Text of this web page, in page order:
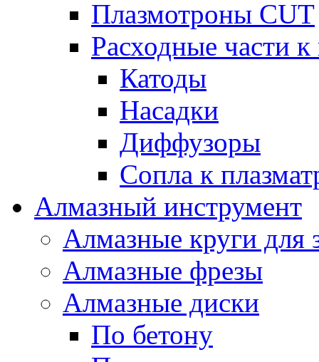
Плазмотроны CUT
Расходные части
Катоды
Насадки
Диффузоры
Сопла к
Алмазный инструмент
Алмазные круги для
Алмазные фрезы
Алмазные диски
По бетону